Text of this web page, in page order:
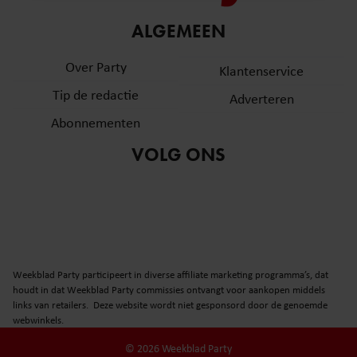
partners voor social media, adverteren en analyse. Deze
informatie die u aan ze heeft verstrekt of die ze hebben
verzameld op basis van uw gebruik van hun services. U
gebruiken.
ALGEMEEN
Over Party
Tip de redactie
Abonnementen
Klantenservice
Adverteren
VOLG ONS
Weekblad Party participeert in diverse affiliate marketing programma’s, dat
houdt in dat Weekblad Party commissies ontvangt voor aankopen middels
links van retailers. Deze website wordt niet gesponsord door de genoemde
webwinkels.
© 2026 Weekblad Party